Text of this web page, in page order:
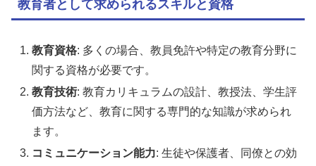
教育者として求められるスキルと資格
教育資格: 多くの場合、教員免許や特定の教育分野に
関する資格が必要です。
教育技術: 教育カリキュラムの設計、教授法、学生評
価方法など、教育に関する専門的な知識が求められ
ます。
コミュニケーション能力: 生徒や保護者、同僚との効